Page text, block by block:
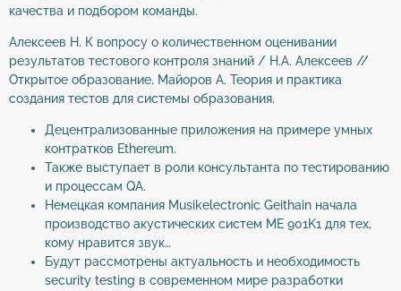
качества и подбором команды.
Алексеев Н. К вопросу о количественном оценивании
результатов тестового контроля знаний / Н.А. Алексеев //
Открытое образование. Майоров А. Теория и практика
создания тестов для системы образования.
Децентрализованные приложения на примере умных
контратков Ethereum.
Также выступает в роли консультанта по тестированию
и процессам QA.
Немецкая компания Musikelectronic Geithain начала
производство акустических систем ME 901K1 для тех,
кому нравится звук…
Будут рассмотрены актуальность и необходимость
security testing в современном мире разработки